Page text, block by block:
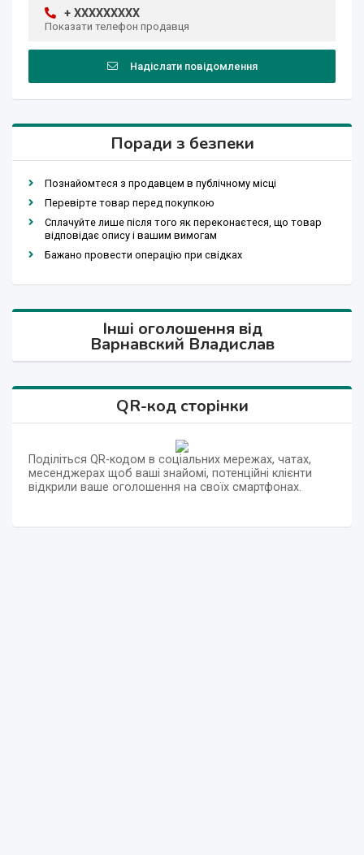
+ XXXXXXXXX
Показати телефон продавця
Надіслати повідомлення
Поради з безпеки
Познайомтеся з продавцем в публічному місці
Перевірте товар перед покупкою
Сплачуйте лише після того як переконаєтеся, що товар
відповідає опису і вашим вимогам
Бажано провести операцію при свідках
Інші оголошення від
Варнавский Владислав
QR-код сторінки
Поділіться QR-кодом в соціальних мережах, чатах,
месенджерах щоб ваші знайомі, потенційні клієнти
відкрили ваше оголошення на своїх смартфонах.